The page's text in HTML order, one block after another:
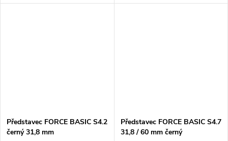
Představec FORCE BASIC S4.2
černý 31,8 mm
Představec FORCE BASIC S4.7
31,8 / 60 mm černý